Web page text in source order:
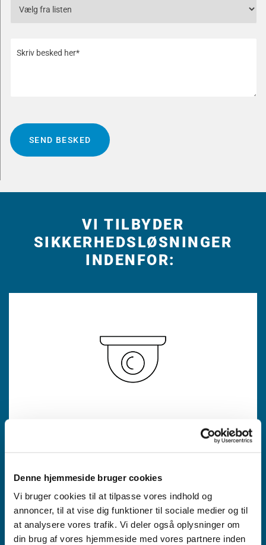
Denne hjemmeside bruger cookies
Vi bruger cookies til at tilpasse vores indhold og
annoncer, til at vise dig funktioner til sociale medier og til
at analysere vores trafik. Vi deler også oplysninger om
din brug af vores hjemmeside med vores partnere inden
VI TILBYDER
SIKKERHEDSLØSNINGER
INDENFOR: